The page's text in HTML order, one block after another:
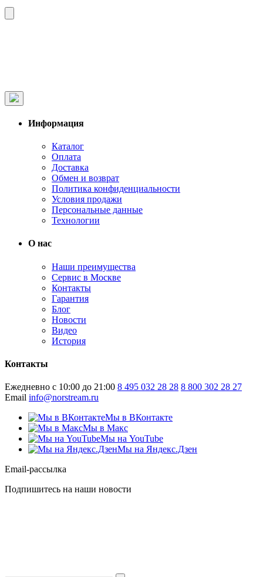
Информация
Каталог
Оплата
Доставка
Обмен и возврат
Политика конфиденциальности
Условия продажи
Персональные данные
Технологии
О нас
Наши преимущества
Сервис в Москве
Контакты
Гарантия
Блог
Новости
Видео
История
Контакты
Ежедневно с 10:00 до 21:00 8 495 032 28 28 8 800 302 28 27
Email info@norstream.ru
Мы в ВКонтакте
Мы в Макс
Мы на YouTube
Мы на Яндекс.Дзен
Email-рассылка
Подпишитесь на наши новости